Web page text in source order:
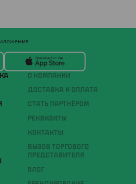
О КОМПАНИИ
ДОСТАВКА И ОПЛАТА
СТАТЬ ПАРТНЁРОМ
РЕКВИЗИТЫ
КОНТАКТЫ
ВЫЗОВ ТОРГОВОГО
ПРЕДСТАВИТЕЛЯ
БЛОГ